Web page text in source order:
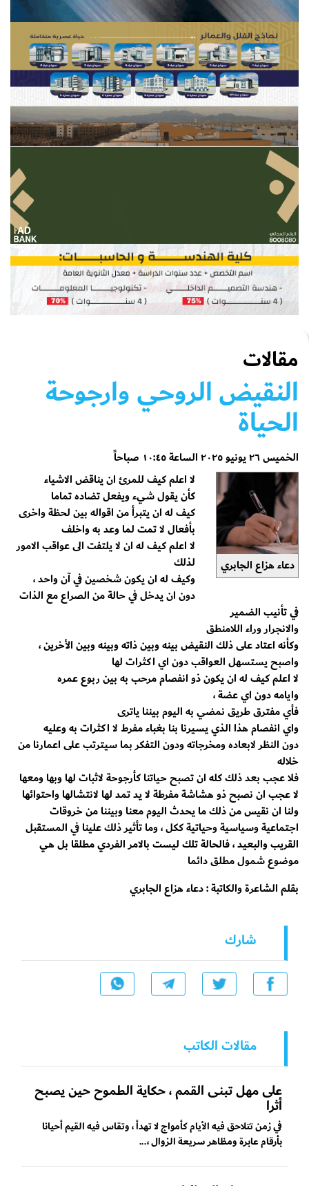
مقالات
النقيض الروحي وارجوحة
الحياة
الخميس ٢٦ يونيو ٢٠٢٥ الساعة ١٠:٤٥ صباحاً
دعاء هزاع الجابري
لا اعلم كيف للمرئ ان يناقض الاشياء
كأن يقول شيء ويفعل تضاده تماما
كيف له ان يتبرأ من اقواله بين لحظة واخرى
بأفعال لا تمت لما وعد به واخلف
لا اعلم كيف له ان لا يلتفت الى عواقب الامور
لذلك
وكيف له ان يكون شخصين في آن واحد ،
دون ان يدخل في حالة من الصراع مع الذات
في تأنيب الضمير
والانجرار وراء اللامنطق
وكأنه اعتاد على ذلك النقيض بينه وبين ذاته وبينه وبين الأخرين ،
واصبح يستسهل العواقب دون اي اكثرات لها
لا اعلم كيف له ان يكون ذو انفصام مرحب به بين ربوع عمره
وايامه دون اي عضة ،
فأي مفترق طريق نمضي به اليوم بيننا ياترى
واي انفصام هذا الذي يسيرنا بنا بغباء مفرط لا اكثرات به وعليه
دون النظر لابعاده ومخرجاته ودون التفكر بما سيترتب على اعمارنا من
خلاله
فلا عجب بعد ذلك كله ان تصبح حياتنا كأرجوحة لاثبات لها وبها ومعها
لا عجب ان نصبح ذو هشاشة مفرطة لا يد تمد لها لانتشالها واحتوائها
ولنا ان نقيس من ذلك ما يحدث اليوم معنا وبيننا من خروقات
اجتماعية وسياسية وحياتية ككل ، وما تأثير ذلك علينا في المستقبل
القريب والبعيد ، فالحالة تلك ليست بالامر الفردي مطلقا بل هي
موضوع شمول مطلق دائما
بقلم الشاعرة والكاتبة : دعاء هزاع الجابري
شارك
مقالات الكاتب
على مهل تبنى القمم ، حكاية الطموح حين يصبح
أثرا
في زمن تتلاحق فيه الأيام كأمواج لا تهدأ ، وتقاس فيه القيم أحيانا
بأرقام عابرة ومظاهر سريعة الزوال ،...